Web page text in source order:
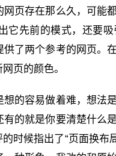
页存在那么久，可能
它先前的模式，还要
了两个参考的网页。
页的颜色。
的容易做着难，想法
的就是你要清楚什么
时候指出了“页面换布